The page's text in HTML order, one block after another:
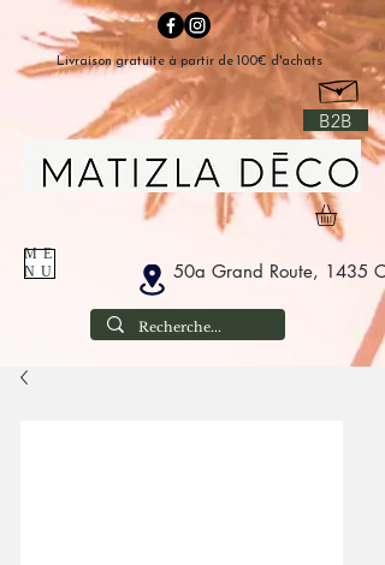
B2B
50a Grand Route, 1435
ME
NU
Livraison gratuite à partir de 100€ d'achats